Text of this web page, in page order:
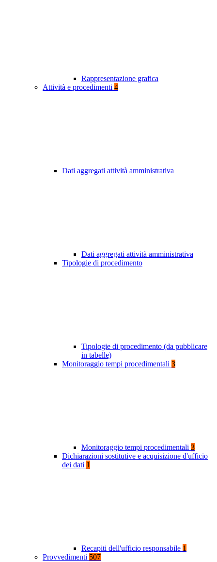
Rappresentazione grafica
Attività e procedimenti 4
Dati aggregati attività amministrativa
Dati aggregati attività amministrativa
Tipologie di procedimento
Tipologie di procedimento (da pubblicare
in tabelle)
Monitoraggio tempi procedimentali 3
Monitoraggio tempi procedimentali 3
Dichiarazioni sostitutive e acquisizione d'ufficio
dei dati 1
Recapiti dell'ufficio responsabile 1
Provvedimenti 507